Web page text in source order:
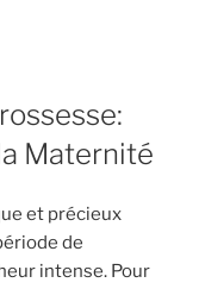
Maternité
et précieux
de
intense. Pour